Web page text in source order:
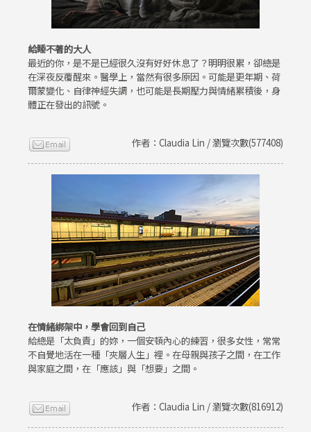
給睡不著的大人
最近的你，是不是已經很久沒有好好休息了？明明很累，卻總是
在深夜反覆醒來。醫學上，當然有很多原因。可能是更年期、荷
爾蒙變化、自律神經失調，也可能是長期壓力與情緒累積後，身
體正在發出的訊號。
作者：Claudia Lin / 瀏覽次數(577408)
在情緒綁架中，學會回到自己
給總是「太負責」的妳，一個安頓內心的練習，很多女性，常常
不自覺地活在一種「夾層人生」裡。在母親與孩子之間，在工作
與家庭之間，在「應該」與「想要」之間。
作者：Claudia Lin / 瀏覽次數(816912)